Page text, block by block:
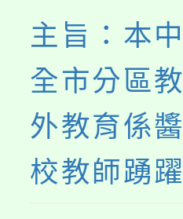
主旨：本
全市分區
外教育係
校教師踴